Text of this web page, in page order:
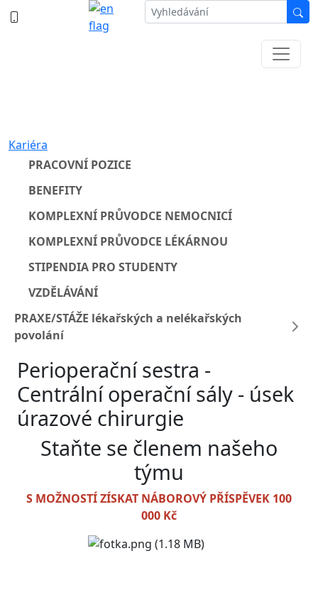
Kariéra
PRACOVNÍ POZICE
BENEFITY
KOMPLEXNÍ PRŮVODCE NEMOCNICÍ
KOMPLEXNÍ PRŮVODCE LÉKÁRNOU
STIPENDIA PRO STUDENTY
VZDĚLÁVÁNÍ
PRAXE/STÁŽE lékařských a nelékařských
povolání
Perioperační sestra -
Centrální operační sály - úsek
úrazové chirurgie
Staňte se členem našeho
týmu
S MOŽNOSTÍ ZÍSKAT NÁBOROVÝ PŘÍSPĚVEK 100
000 Kč